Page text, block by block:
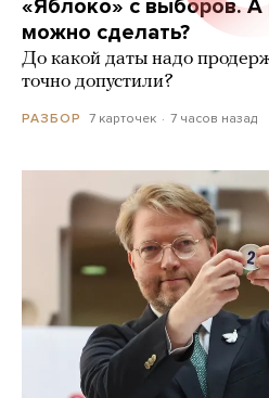
«Яблоко» с выборов. А
можно сделать?
До какой даты надо
точно допустили?
РАЗБОР 7 карточек 7 часов назад